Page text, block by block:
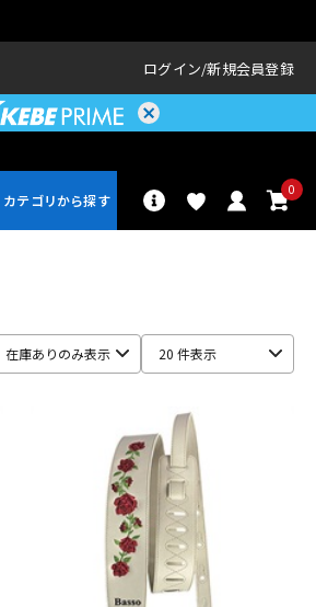
ログイン 新規会員登録
0
エフェクター
楽器アクセサ
リ
在庫ありのみ表示 20 件表示